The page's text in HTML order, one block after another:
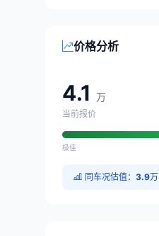
价格分析
4.1 万
当前报价
极佳
同车况估值： 3.9万